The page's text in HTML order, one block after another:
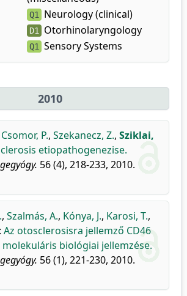
Q1 Neurology (clinical)
D1 Otorhinolaryngology
Q1 Sensory Systems
2010
Csomor, P., Szekanecz, Z., Sziklai,
etiopathogenezise.
56 (4), 218-233, 2010.
, Szalmás, A., Kónya, J., Karosi, T.,
: Az otosclerosisra jellemző CD46
biológiai jellemzése.
56 (1), 221-230, 2010.